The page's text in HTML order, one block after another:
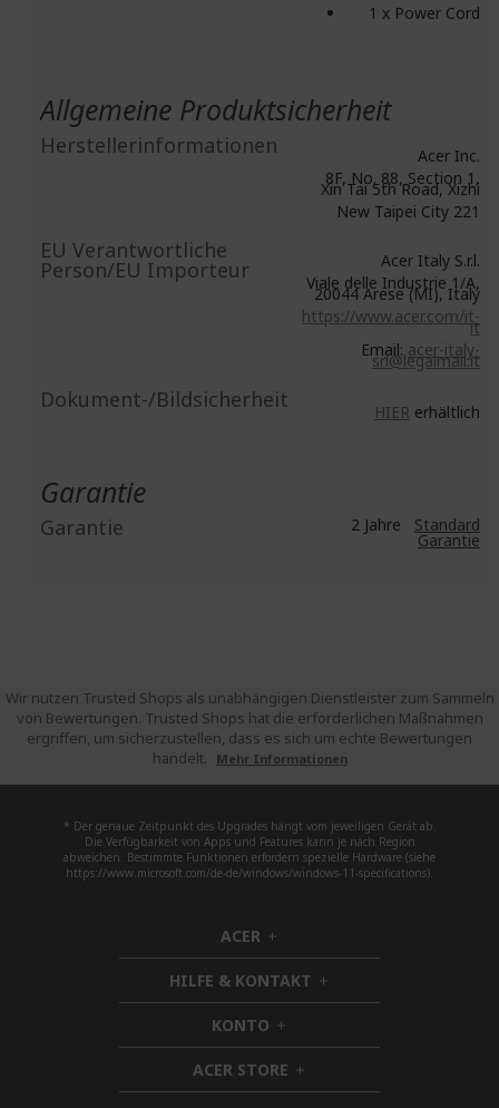
1 x Power Cord
Allgemeine Produktsicherheit
Herstellerinformationen
Acer Inc.
8F, No. 88, Section 1,
Xin Tai 5th Road, Xizhi
New Taipei City 221
EU Verantwortliche
Person/EU Importeur
Acer Italy S.r.l.
Viale delle Industrie 1/A,
20044 Arese (MI), Italy
https://www.acer.com/it-
it
Email:acer-italy-
srl@legalmail.it
Dokument-/Bildsicherheit HIER erhältlich
Garantie
Garantie 2 Jahre Standard
Garantie
Wir nutzen Trusted Shops als unabhängigen Dienstleister zum Sammeln
von Bewertungen. Trusted Shops hat die erforderlichen Maßnahmen
ergriffen, um sicherzustellen, dass es sich um echte Bewertungen
handelt.
Mehr Informationen
* Der genaue Zeitpunkt des Upgrades hängt vom jeweiligen Gerät ab.
Die Verfügbarkeit von Apps und Features kann je nach Region
abweichen. Bestimmte Funktionen erfordern spezielle Hardware (siehe
https://www.microsoft.com/de-de/windows/windows-11-specifications).
ACER h
i
d
d
e
n
HILFE & KONTAKT h
i
d
n
KONTO h
i
d
d
ACER STORE h
i